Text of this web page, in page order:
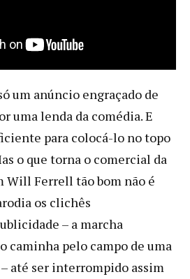
um anúncio engraçado de
uma lenda da comédia. E
para colocá-lo no topo
o que torna o comercial da
Will Ferrell tão bom não é
os clichês
– a marcha
caminha pelo campo de uma
até ser interrompido assim